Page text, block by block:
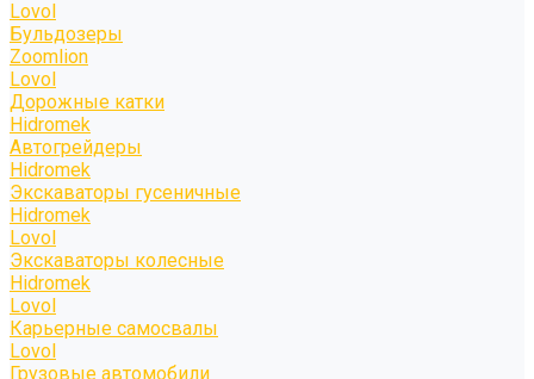
Lovol
Бульдозеры
Zoomlion
Lovol
Дорожные катки
Hidromek
Автогрейдеры
Hidromek
Экскаваторы гусеничные
Hidromek
Lovol
Экскаваторы колесные
Hidromek
Lovol
Карьерные самосвалы
Lovol
Грузовые автомобили